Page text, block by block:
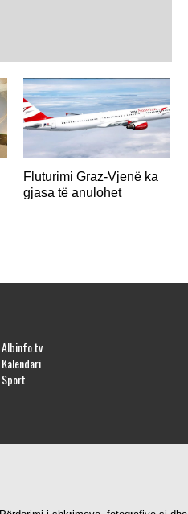
Fluturimi Graz-Vjenë ka
gjasa të anulohet
Albinfo.tv
Kalendari
Sport